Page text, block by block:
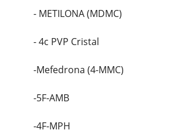
- METILONA (MDMC)
- 4c PVP Cristal
-Mefedrona (4-MMC)
-5F-AMB
-4F-MPH